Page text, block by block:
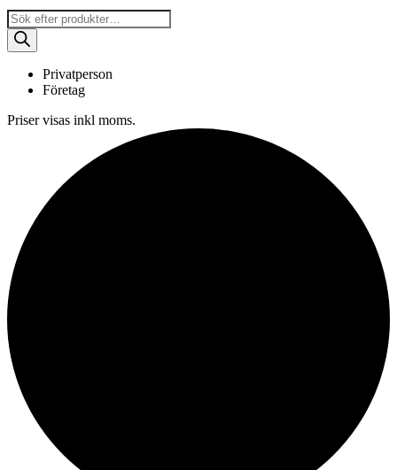
Produktsökning
Privatperson
Företag
Priser visas inkl moms.